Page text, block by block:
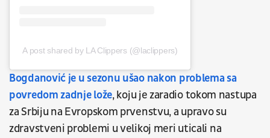
A post shared by LA Clippers (@laclippers)
Bogdanović je u sezonu ušao nakon problema sa
povredom zadnje lože, koju je zaradio tokom nastupa
za Srbiju na Evropskom prvenstvu, a upravo su
zdravstveni problemi u velikoj meri uticali na